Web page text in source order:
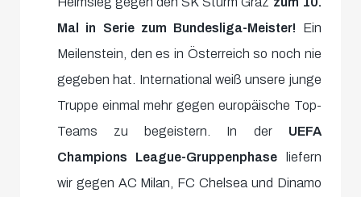
Mal in Serie zum Bundesliga-Meister! Ein
Meilenstein, den es in Österreich so noch nie
gegeben hat. International weiß unsere junge
Truppe einmal mehr gegen europäische Top-
Teams zu begeistern. In der UEFA
Champions League-Gruppenphase
liefern
wir gegen AC Milan, FC Chelsea und Dinamo